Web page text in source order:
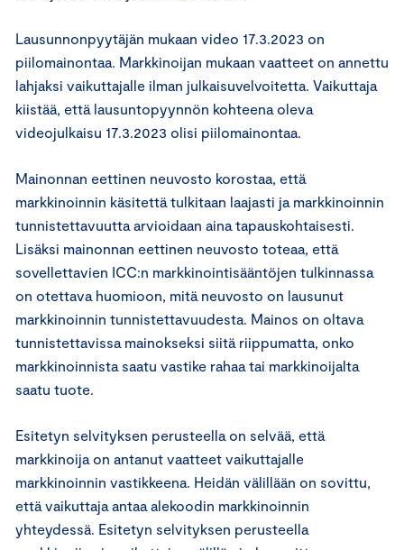
Lausunnonpyytäjän mukaan video 17.3.2023 on
piilomainontaa. Markkinoijan mukaan vaatteet on annettu
lahjaksi vaikuttajalle ilman julkaisuvelvoitetta. Vaikuttaja
kiistää, että lausuntopyynnön kohteena oleva
videojulkaisu 17.3.2023 olisi piilomainontaa.
Mainonnan eettinen neuvosto korostaa, että
markkinoinnin käsitettä tulkitaan laajasti ja markkinoinnin
tunnistettavuutta arvioidaan aina tapauskohtaisesti.
Lisäksi mainonnan eettinen neuvosto toteaa, että
sovellettavien ICC:n markkinointisääntöjen tulkinnassa
on otettava huomioon, mitä neuvosto on lausunut
markkinoinnin tunnistettavuudesta. Mainos on oltava
tunnistettavissa mainokseksi siitä riippumatta, onko
markkinoinnista saatu vastike rahaa tai markkinoijalta
saatu tuote.
Esitetyn selvityksen perusteella on selvää, että
markkinoija on antanut vaatteet vaikuttajalle
markkinoinnin vastikkeena. Heidän välillään on sovittu,
että vaikuttaja antaa alekoodin markkinoinnin
yhteydessä. Esitetyn selvityksen perusteella